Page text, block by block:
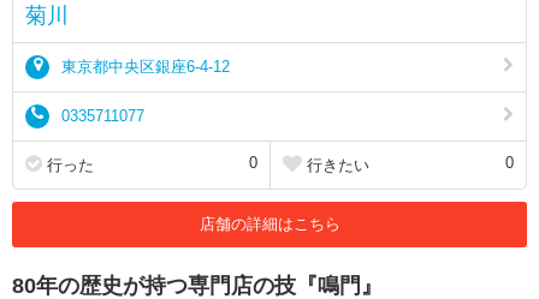
菊川
東京都中央区銀座6-4-12
0335711077
行った 0 行きたい 0
店舗の詳細はこちら
80年の歴史が持つ専門店の技『鳴門』